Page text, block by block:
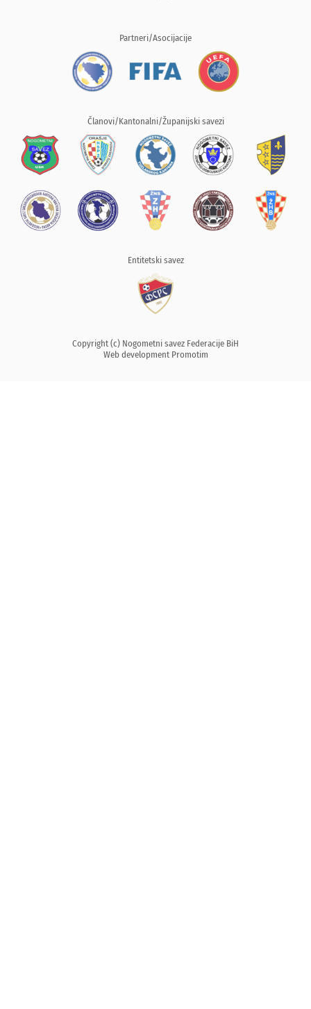
Partneri/Asocijacije
Članovi/Kantonalni/Županijski savezi
Entitetski savez
Copyright (c) Nogometni savez Federacije BiH
Web development Promotim